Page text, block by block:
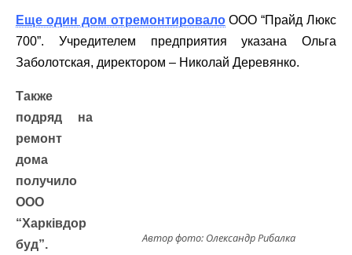
Еще один дом отремонтировалоООО “Прайд Люкс
700”. Учредителем предприятия указана Ольга
Заболотская, директором – Николай Деревянко.
Автор фото: Олександр Рибалка
Также
подряд на
ремонт
дома
получило
ООО
“Харківдор
буд”.